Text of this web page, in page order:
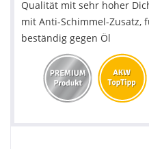
Qualität mit sehr hoher
mit Anti-Schimmel-Zusatz,
beständig gegen Öl